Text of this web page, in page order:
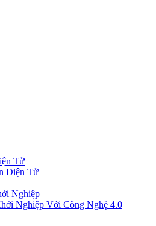
Tử
Điện Tử
Nghiệp
Nghiệp Với Công Nghệ 4.0